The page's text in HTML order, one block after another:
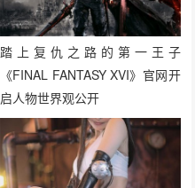
踏上复仇之路的第一王子
《FINAL FANTASY XVI》官网开
启人物世界观公开